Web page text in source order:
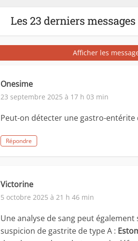
Les 23 derniers messages
Afficher les
Onesime
23 septembre 2025 à 17 h 03 min
Peut-on détecter une gastro-entérite
Répondre
Victorine
5 octobre 2025 à 21 h 46 min
Une analyse de sang peut également
suspicion de gastrite de type A :